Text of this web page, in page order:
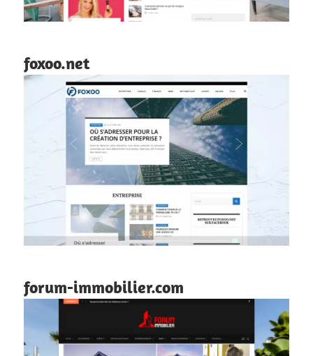
foxoo.net
forum-immobilier.com